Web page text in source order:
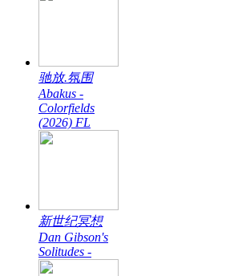
驰放.氛围
Abakus -
Colorfields
(2026) FL
新世纪冥想
Dan Gibson's
Solitudes -